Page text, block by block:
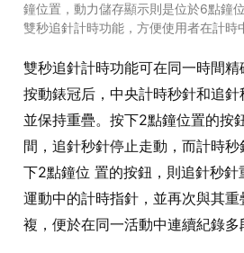
鐘位置，動力儲存顯示則是位於6點鐘
雙秒追針計時功能，方便使用者在計時
雙秒追針計時功能可在同一時間精
按動錶冠后，中央計時秒針和追針
並保持重疊。按下2點鐘位置的按
間，追針秒針停止走動，而計時
下2點鐘位 置的按鈕，則追針秒針
運動中的計時指針，並再次與其
複，便於在同一活動中連續紀錄多